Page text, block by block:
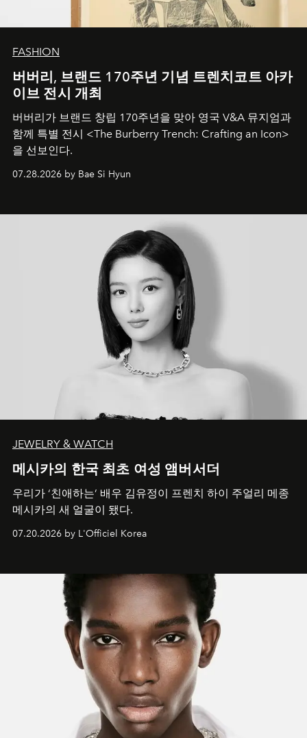
FASHION
버버리, 브랜드 170주년 기념 트렌치코트 아카
이브 전시 개최
버버리가 브랜드 창립 170주년을 맞아 영국 V&A 뮤지엄과
함께 특별 전시 <The Burberry Trench: Crafting an Icon>
을 선보인다.
07.28.2026 by Bae Si Hyun
JEWELRY & WATCH
메시카의 한국 최초 여성 앰버서더
우리가 ‘친애하는’ 배우 김유정이 프렌치 하이 주얼리 메종
메시카의 새 얼굴이 됐다.
07.20.2026 by L'Officiel Korea